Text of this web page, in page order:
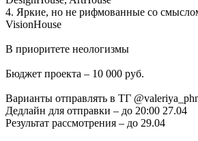
4. Яркие, но не рифмованные со
VisionHouse
В приоритете неологизмы
Бюджет проекта – 10 000 руб.
Варианты отправлять в ТГ
Дедлайн для отправки – до 20:00 27.04
Результат рассмотрения – до 29.04